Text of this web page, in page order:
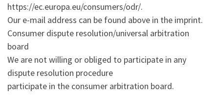
https://ec.europa.eu/consumers/odr/.
Our e-mail address can be found above in the imprint.
Consumer dispute resolution/universal arbitration
board
We are not willing or obliged to participate in any
dispute resolution procedure
participate in the consumer arbitration board.